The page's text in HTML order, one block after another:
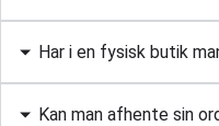
Har i en fysisk butik
Kan man afhente sin